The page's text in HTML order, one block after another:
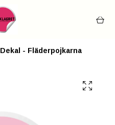
Dekal - Fläderpojkarna